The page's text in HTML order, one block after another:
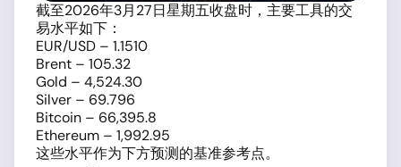
截至2026年3月27日星期五收盘时，主要工具的交
易水平如下：
EUR/USD – 1.1510
Brent – 105.32
Gold – 4,524.30
Silver – 69.796
Bitcoin – 66,395.8
Ethereum – 1,992.95
这些水平作为下方预测的基准参考点。